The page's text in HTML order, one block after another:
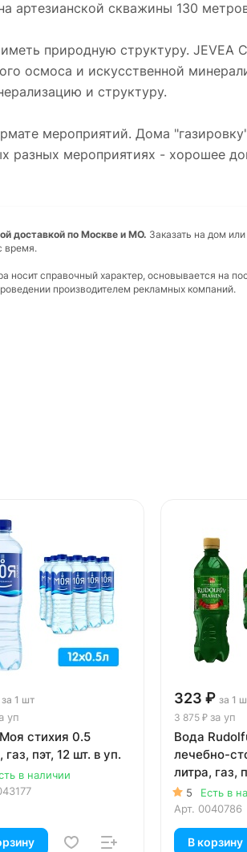
скважины 130
природную структуру.
осмоса и искусственной
и структуру.
мероприятий. Дома
мероприятиях - хорошее
доставкой по Москве и МО. Заказать на дом
время.
справочный характер, основывается на
производителем рекламных компаний.
за 1 шт
уп
стихия 0.5
газ, пэт, 12 шт. в уп.
в наличии
323 ₽ за 1
3 875 ₽ за уп
Вода
лечебно-
литра, газ,
5
Есть в
Арт. 0040786
В корзину